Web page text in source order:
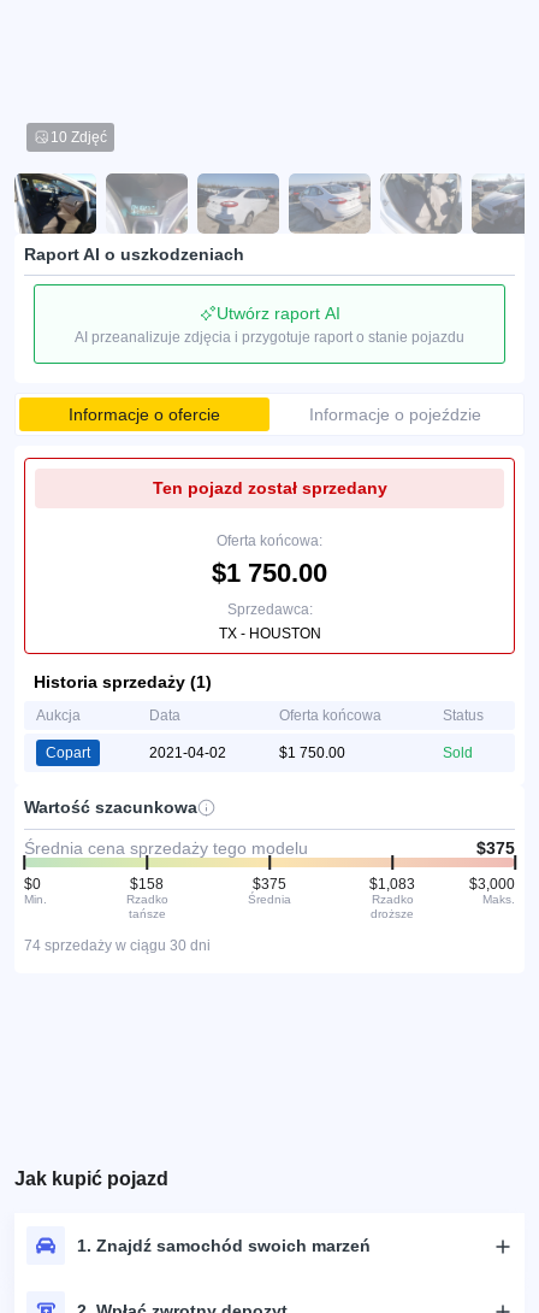
10 Zdjęć
Raport AI o uszkodzeniach
Utwórz raport AI
AI przeanalizuje zdjęcia i przygotuje raport o stanie pojazdu
Informacje o ofercie Informacje o pojeździe
Ten pojazd został sprzedany
Oferta końcowa:
$1 750.00
Sprzedawca:
TX - HOUSTON
Historia sprzedaży (1)
Aukcja Data Oferta końcowa Status
Copart 2021-04-02 $1 750.00 Sold
Wartość szacunkowa
Średnia cena sprzedaży tego modelu $375
$0
Min.
$158
Rzadko
tańsze
$375
Średnia
$1,083
Rzadko
droższe
$3,000
Maks.
74 sprzedaży w ciągu 30 dni
Jak kupić pojazd
1. Znajdź samochód swoich marzeń